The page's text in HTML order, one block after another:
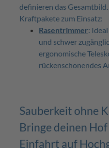
definieren das
Kraftpakete zum Einsatz:
Rasentrimmer:
und schwer
ergonomische
rückenschonendes
Sauberkeit ohne
Bringe deinen
Einfahrt auf